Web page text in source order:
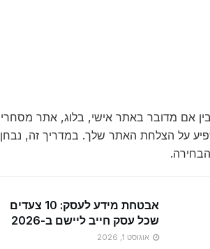
בין אם מדובר באתר אישי, בלוג, אתר מסחרי
על הצלחת האתר שלך. במדריך זה, נבחן
אבטחת מידע לעסק: 10 צעדים
שכל עסק חייב ליישם ב-2026
אוגוסט 1, 2026